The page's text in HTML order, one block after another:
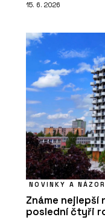
15. 6. 2026
NOVINKY A
Známe nejlepší
poslední čtyři